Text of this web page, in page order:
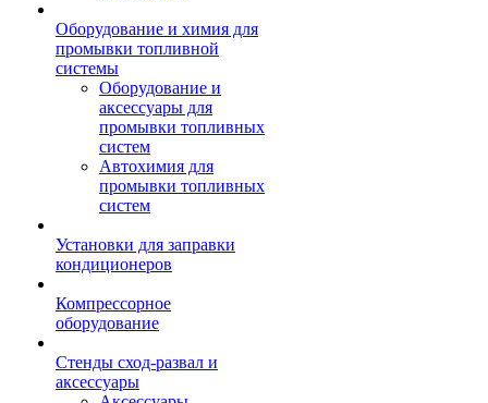
Оборудование и химия для
промывки топливной
системы
Оборудование и
аксессуары для
промывки топливных
систем
Автохимия для
промывки топливных
систем
Установки для заправки
кондиционеров
Компрессорное
оборудование
Стенды сход-развал и
аксессуары